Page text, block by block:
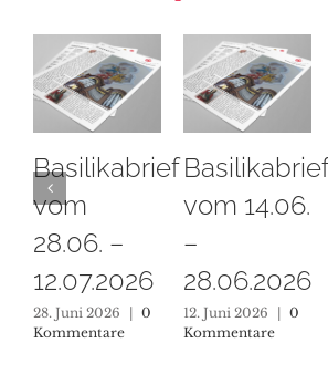
Basilikabrief
vom
28.06. –
12.07.2026
28. Juni 2026
0
Kommentare
Basilikabrief
vom 14.06.
–
28.06.2026
12. Juni 2026
0
Kommentare